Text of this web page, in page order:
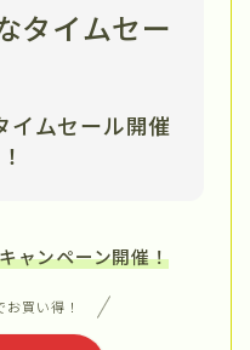
タイムセー
イムセール開催
ャンペーン開催！
買い得！